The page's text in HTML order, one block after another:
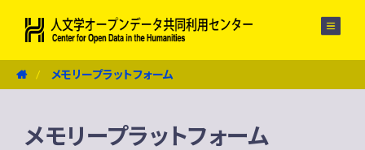
メモリープラットフォーム
メモリープラットフォーム